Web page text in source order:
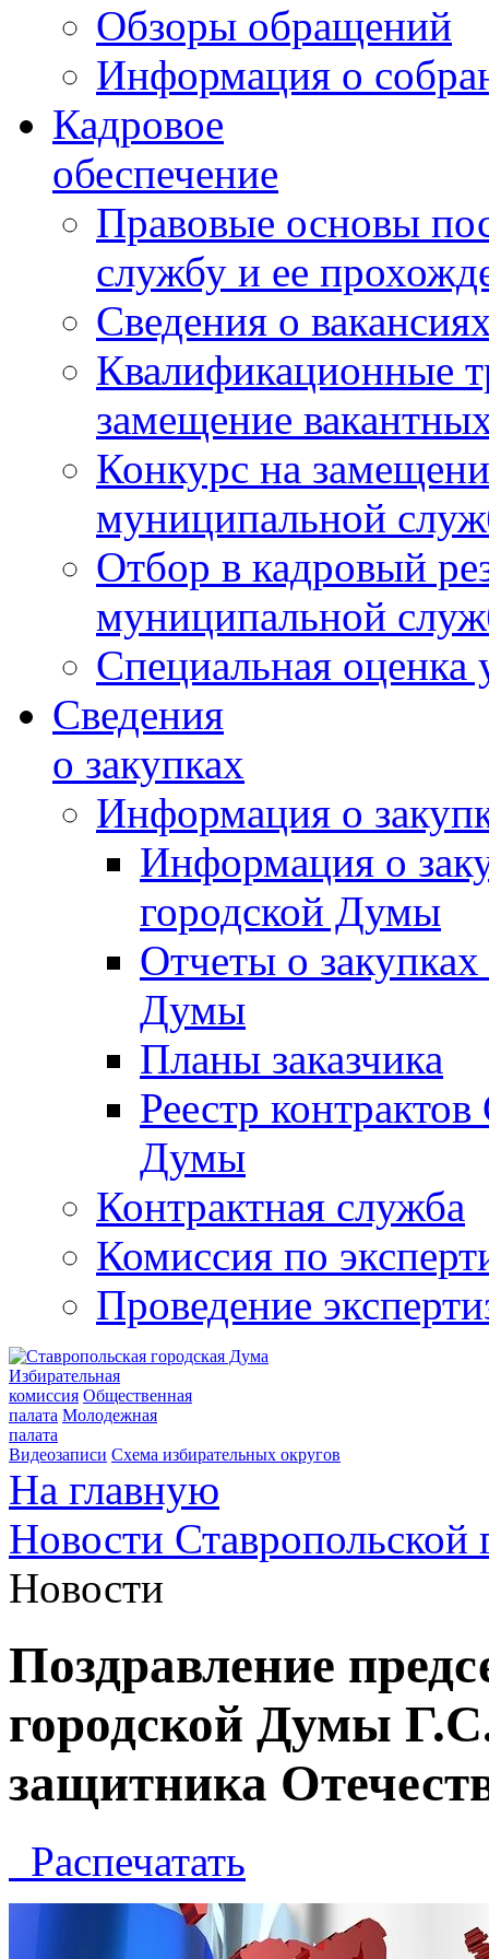
Обзоры обращений
Информация о
Кадровое
обеспечение
Правовые основы
службу и ее
Сведения о
Квалификационные
замещение
Конкурс на
муниципальной
Отбор в кадровый
муниципальной
Специальная оценка
Сведения
о закупках
Информация о
Информация о
городской Думы
Отчеты о
Думы
Планы заказчика
Реестр
Думы
Контрактная служба
Комиссия по
Проведение
Избирательная
комиссия Общественная
палата Молодежная
палата
Видеозаписи Схема избирательных округов
На главную
Новости
Новости
Поздравление
городской Думы
защитника
Распечатать